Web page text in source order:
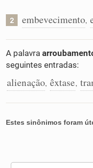
Cata-letras
Caça-palavras
2 embevecimento,
A palavra
seguintes entradas:
alienação, êxtase,
Estes sinônimos foram